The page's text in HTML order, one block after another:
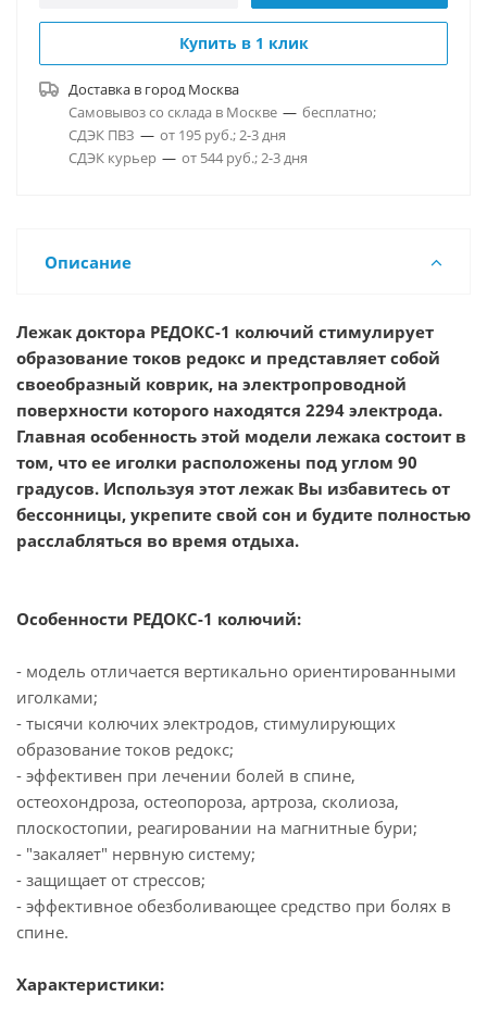
Купить в 1 клик
Доставка в городМосква
Самовывоз со склада в Москве — бесплатно;
СДЭК ПВЗ — от 195 руб.; 2-3 дня
СДЭК курьер — от 544 руб.; 2-3 дня
Описание
Лежак доктора РЕДОКС-1 колючий стимулирует
образование токов редокс и представляет собой
своеобразный коврик, на электропроводной
поверхности которого находятся 2294 электрода.
Главная особенность этой модели лежака состоит в
том, что ее иголки расположены под углом 90
градусов. Используя этот лежак Вы избавитесь от
бессонницы, укрепите свой сон и будите полностью
расслабляться во время отдыха.
Особенности РЕДОКС-1 колючий:
- модель отличается вертикально ориентированными
иголками;
- тысячи колючих электродов, стимулирующих
образование токов редокс;
- эффективен при лечении болей в спине,
остеохондроза, остеопороза, артроза, сколиоза,
плоскостопии, реагировании на магнитные бури;
- "закаляет" нервную систему;
- защищает от стрессов;
- эффективное обезболивающее средство при болях в
спине.
Характеристики: